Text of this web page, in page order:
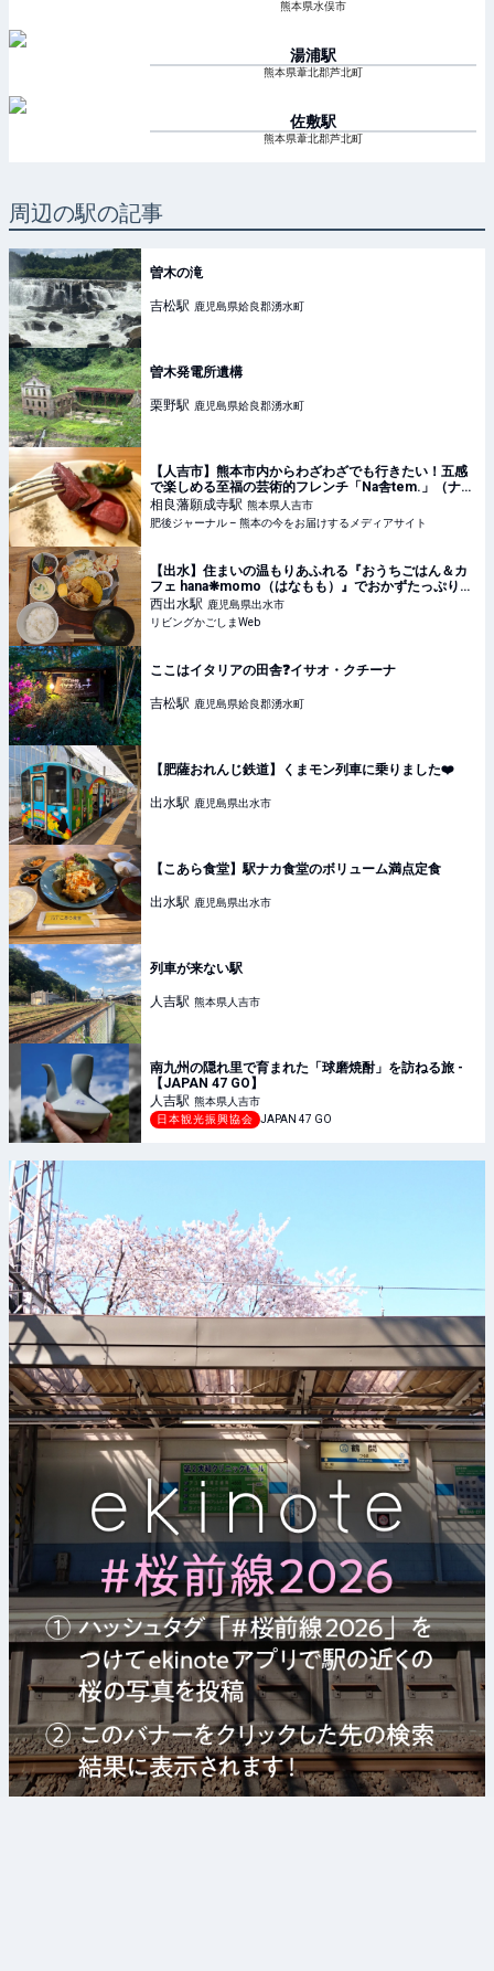
熊本県水俣市
湯浦駅
熊本県葦北郡芦北町
佐敷駅
熊本県葦北郡芦北町
周辺の駅の記事
曽木の滝
吉松駅 鹿児島県姶良郡湧水町
曽木発電所遺構
栗野駅 鹿児島県姶良郡湧水町
【人吉市】熊本市内からわざわざでも行きたい！五感
で楽しめる至福の芸術的フレンチ「Na舎tem.」（ナシ
ャトン） | 肥後ジャーナル – 熊本の今をお届けするメ
ディアサイト
相良藩願成寺駅 熊本県人吉市
肥後ジャーナル – 熊本の今をお届けするメディアサイト
【出水】住まいの温もりあふれる『おうちごはん＆カ
フェ hana❋momo（はなもも）』でおかずたっぷりラ
ンチ♪
西出水駅 鹿児島県出水市
リビングかごしまWeb
ここはイタリアの田舎❓イサオ・クチーナ
吉松駅 鹿児島県姶良郡湧水町
【肥薩おれんじ鉄道】くまモン列車に乗りました❤️
出水駅 鹿児島県出水市
【こあら食堂】駅ナカ食堂のボリューム満点定食
出水駅 鹿児島県出水市
列車が来ない駅
人吉駅 熊本県人吉市
南九州の隠れ里で育まれた「球磨焼酎」を訪ねる旅 -
【JAPAN 47 GO】
人吉駅 熊本県人吉市
日本観光振興協会
JAPAN 47 GO